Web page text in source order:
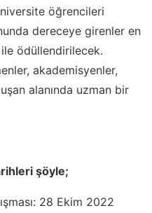
öğrencileri
dereceye girenler en
ödüllendirilecek.
akademisyenler,
alanında uzman bir
şöyle;
28 Ekim 2022